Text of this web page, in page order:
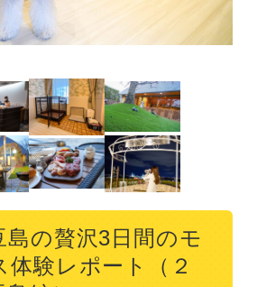
島の贅沢3日間のモ
体験レポート（２